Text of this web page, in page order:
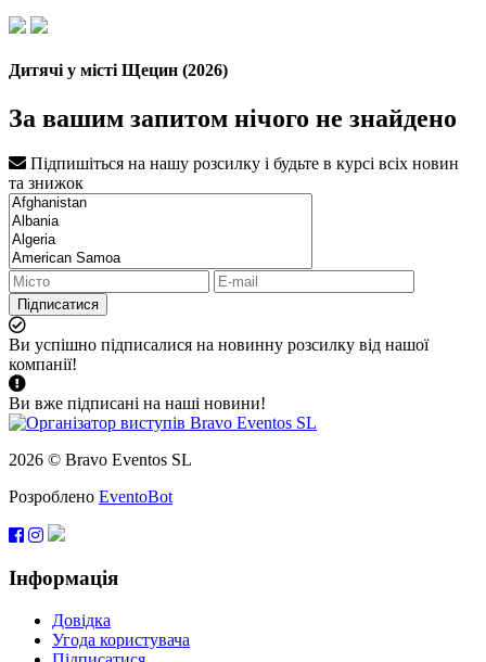
Дитячі у місті Щецин (2026)
За вашим запитом нічого не знайдено
Підпишіться на нашу розсилку і будьте в курсі всіх новин
та знижок
Підписатися
Ви успішно підписалися на новинну розсилку від нашої
компанії!
Ви вже підписані на наші новини!
2026 © Bravo Eventos SL
Розроблено EventoBot
Інформація
Довідка
Угода користувача